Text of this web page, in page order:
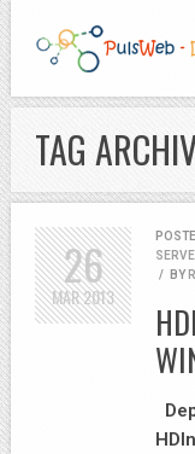
TAG
/
BY
26
MAR2013